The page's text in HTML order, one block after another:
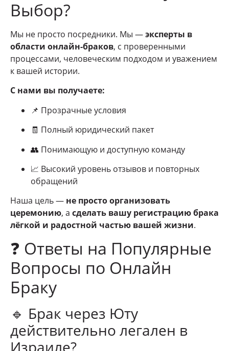
Выбор?
Мы не просто посредники. Мы —эксперты в
области онлайн-браков, с проверенными
процессами, человеческим подходом и уважением
к вашей истории.
С нами вы получаете:
📌 Прозрачные условия
🧾 Полный юридический пакет
👥 Понимающую и доступную команду
📈 Высокий уровень отзывов и повторных
обращений
Наша цель — не просто организовать
церемонию, а сделать вашу регистрацию брака
лёгкой и радостной частью вашей жизни.
❓ Ответы на Популярные
Вопросы по Онлайн
Браку
🔹 Брак через Юту
действительно легален в
Израиле?